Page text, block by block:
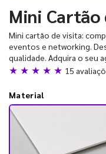
Mini Cartão
Mini cartão de visita:
eventos e networking.
qualidade. Adquira o seu
★ ★ ★ ★ ★ 15
Material